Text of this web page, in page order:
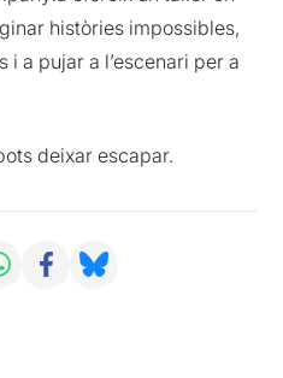
històries impossibles,
a pujar a l’escenari per a
deixar escapar.